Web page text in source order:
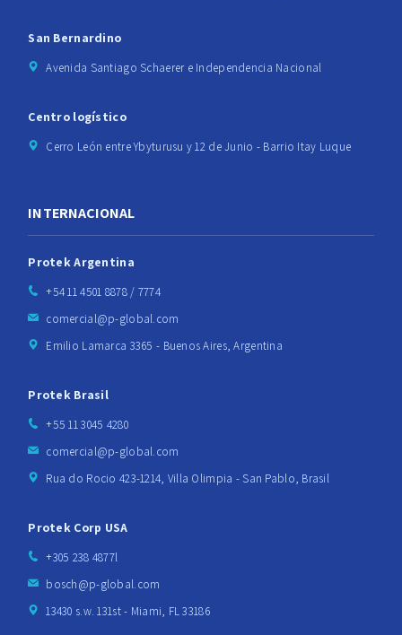
San Bernardino
Avenida Santiago Schaerer e Independencia Nacional
Centro logístico
Cerro León entre Ybyturusu y 12 de Junio - Barrio Itay Luque
INTERNACIONAL
Protek Argentina
+54 11 4501 8878 / 7774
comercial@p-global.com
Emilio Lamarca 3365 - Buenos Aires, Argentina
Protek Brasil
+55 11 3045 4280
comercial@p-global.com
Rua do Rocio 423-1214, Villa Olimpia - San Pablo, Brasil
Protek Corp USA
+305 238 4877l
bosch@p-global.com
13430 s.w. 131st - Miami, FL 33186